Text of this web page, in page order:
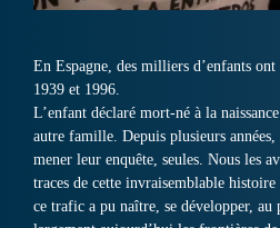
En Espagne, des milliers d’enfants
1939 et 1996.
L’enfant déclaré mort-né à la
autre famille. Depuis plusieurs
mener leur enquête, seules. Nous les
traces de cette invraisemblable
ce trafic a pu naître, se développer, au